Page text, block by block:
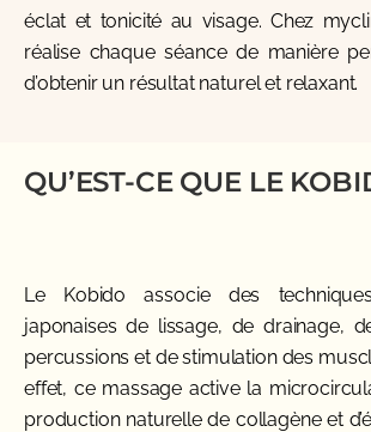
éclat et tonicité au visage. Chez
réalise chaque séance de manière
d’obtenir un résultat naturel et relaxant.
QU’EST-CE QUE LE
Le Kobido associe des
japonaises de lissage, de drainage,
percussions et de stimulation des
effet, ce massage active la
production naturelle de collagène et